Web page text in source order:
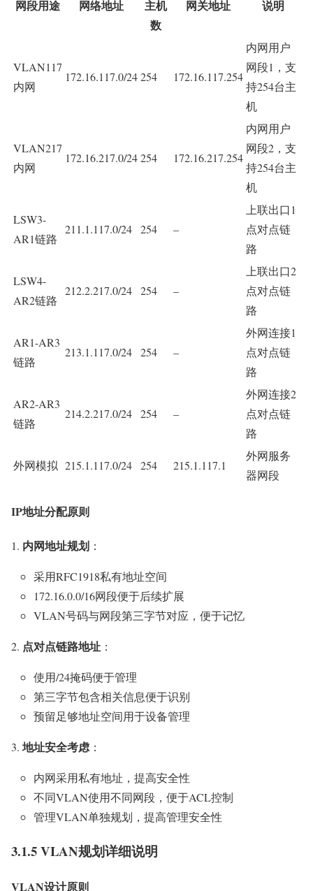
网段用途 网络地址
主机
数
网关地址 说明
VLAN117
内网
172.16.117.0/24254 172.16.117.254
内网用户
网段1，支
持254台主
机
VLAN217
内网
172.16.217.0/24254 172.16.217.254
内网用户
网段2，支
持254台主
机
LSW3-
AR1链路
211.1.117.0/24 254 –
上联出口1
点对点链
路
LSW4-
AR2链路
212.2.217.0/24 254 –
上联出口2
点对点链
路
AR1-AR3
链路
213.1.117.0/24 254 –
外网连接1
点对点链
路
AR2-AR3
链路
214.2.217.0/24 254 –
外网连接2
点对点链
路
外网模拟 215.1.117.0/24 254 215.1.117.1
外网服务
器网段
IP地址分配原则
内网地址规划 ：
采用RFC1918私有地址空间
172.16.0.0/16网段便于后续扩展
VLAN号码与网段第三字节对应，便于记忆
点对点链路地址 ：
使用/24掩码便于管理
第三字节包含相关信息便于识别
预留足够地址空间用于设备管理
地址安全考虑：
内网采用私有地址，提高安全性
不同VLAN使用不同网段，便于ACL控制
管理VLAN单独规划，提高管理安全性
3.1.5 VLAN规划详细说明
VLAN设计原则